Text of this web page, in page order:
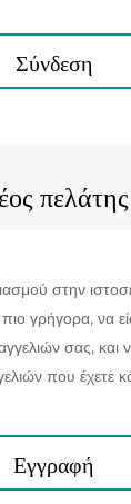
Σύνδεση
πελάτης
στην
γρήγορα, να
σας, και
που έχετε
Εγγραφή